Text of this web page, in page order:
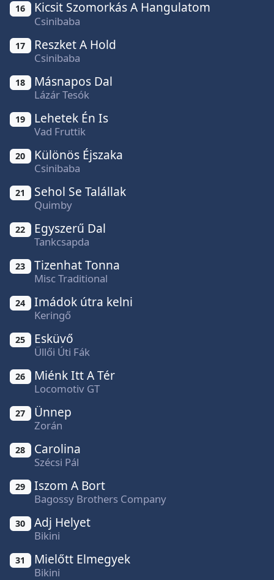
16 Kicsit Szomorkás A Hangulatom
Csinibaba
17 Reszket A Hold
Csinibaba
18 Másnapos Dal
Lázár Tesók
19 Lehetek Én Is
Vad Fruttik
20 Különös Éjszaka
Csinibaba
21 Sehol Se Talállak
Quimby
22 Egyszerű Dal
Tankcsapda
23 Tizenhat Tonna
Misc Traditional
24 Imádok útra kelni
Keringő
25 Esküvő
Üllői Úti Fák
26 Miénk Itt A Tér
Locomotiv GT
27 Ünnep
Zorán
28 Carolina
Szécsi Pál
29 Iszom A Bort
Bagossy Brothers Company
30 Adj Helyet
Bikini
31 Mielőtt Elmegyek
Bikini